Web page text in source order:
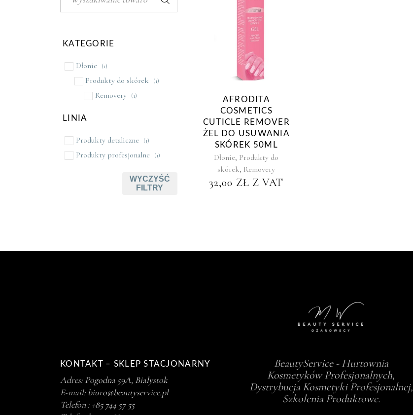
AFRODITA
COSMETICS
CUTICLE REMOVER
ŻEL DO USUWANIA
SKÓREK 50ML
Dłonie, Produkty do
skórek, Removery
32,00 ZŁ Z VAT
KATEGORIE
Dłonie (1)
Produkty do skórek (1)
Removery (1)
LINIA
Produkty detaliczne (1)
Produkty profesjonalne (1)
WYCZYŚĆ
FILTRY
KONTAKT – SKLEP STACJONARNY
Adres: Pogodna 59A, Białystok
E-mail: biuro@beautyservice.pl
Telefon : +85 744 57 55
BeautyService - Hurtownia
Kosmetyków Profesjonalnych,
Dystrybucja Kosmetyki Profesjonalnej,
Szkolenia Produktowe.